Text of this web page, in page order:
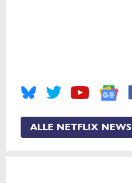
ALLE NETFLIX NEWS